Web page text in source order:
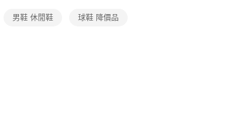
事宜，請瀏覽以下網址：
男鞋 休閒鞋 球鞋 降價品